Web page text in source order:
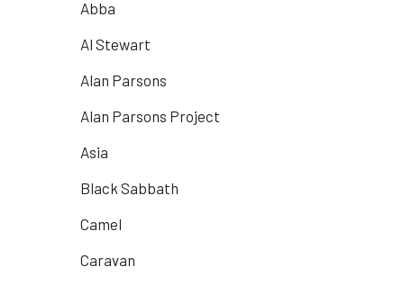
Abba
Al Stewart
Alan Parsons
Alan Parsons Project
Asia
Black Sabbath
Camel
Caravan